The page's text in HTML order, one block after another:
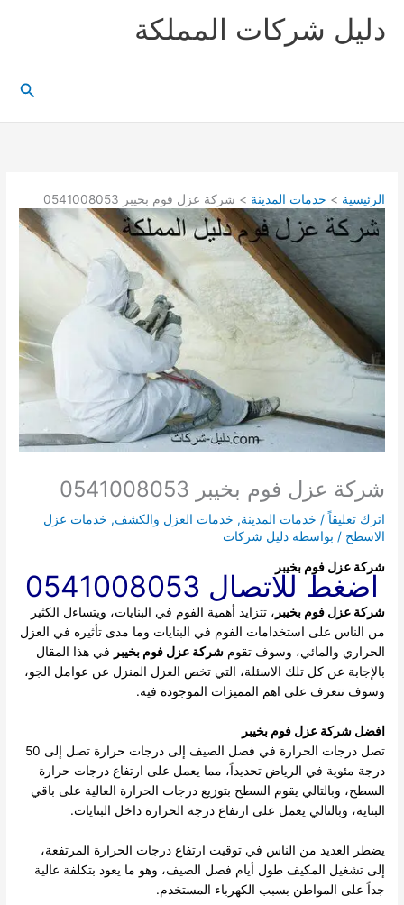
دليل شركات المملكة
الرئيسية خدمات المدينة شركة عزل فوم بخيبر 0541008053
شركة عزل فوم بخيبر 0541008053
اترك تعليقاً / خدمات المدينة, خدمات العزل والكشف, خدمات عزل
الاسطح / بواسطة دليل شركات
شركة عزل فوم بخيبر
اضغط للاتصال 0541008053
شركة عزل فوم بخيبر ، تتزايد أهمية الفوم في البنايات، ويتساءل الكثير
من الناس على استخدامات الفوم في البنايات وما مدى تأثيره في العزل
الحراري والمائي، وسوف تقومشركة عزل فوم بخيبر في هذا المقال
بالإجابة عن كل تلك الاسئلة، التي تخص العزل المنزل عن عوامل الجو،
وسوف نتعرف على اهم المميزات الموجودة فيه.
افضل شركة عزل فوم بخيبر
تصل درجات الحرارة في فصل الصيف إلى درجات حرارة تصل إلى 50
درجة مئوية في الرياض تحديداً، مما يعمل على ارتفاع درجات حرارة
السطح، وبالتالي يقوم السطح بتوزيع درجات الحرارة العالية على باقي
البناية، وبالتالي يعمل على ارتفاع درجة الحرارة داخل البنايات.
يضطر العديد من الناس في توقيت ارتفاع درجات الحرارة المرتفعة،
إلى تشغيل المكيف طول أيام فصل الصيف، وهو ما يعود بتكلفة عالية
جداً على المواطن بسبب الكهرباء المستخدم.